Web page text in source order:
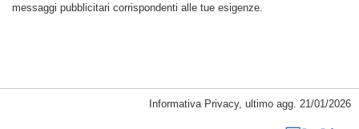
Gubbio (PG) Partita IVA e C.F. 09781020152
messaggi pubblicitari corrispondenti alle tue esigenze.
Informativa Privacy, ultimo agg. 21/01/2026